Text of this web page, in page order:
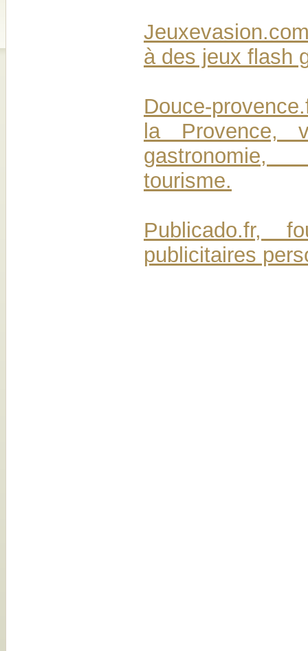
à des jeux flash
Douce-
la Provence,
tourisme.
Publicado.fr,
publicitaires